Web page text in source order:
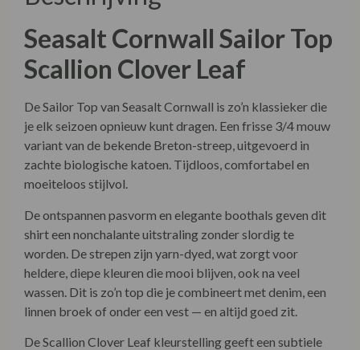
Seasalt Cornwall Sailor Top
Scallion Clover Leaf
De Sailor Top van Seasalt Cornwall is zo’n klassieker die
je elk seizoen opnieuw kunt dragen. Een frisse 3/4 mouw
variant van de bekende Breton-streep, uitgevoerd in
zachte biologische katoen. Tijdloos, comfortabel en
moeiteloos stijlvol.
De ontspannen pasvorm en elegante boothals geven dit
shirt een nonchalante uitstraling zonder slordig te
worden. De strepen zijn yarn-dyed, wat zorgt voor
heldere, diepe kleuren die mooi blijven, ook na veel
wassen. Dit is zo’n top die je combineert met denim, een
linnen broek of onder een vest — en altijd goed zit.
De Scallion Clover Leaf kleurstelling geeft een subtiele